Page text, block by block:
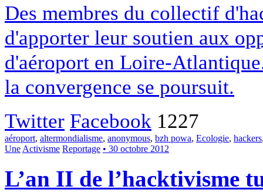
Des membres du collectif
d'apporter leur soutien aux
d'aéroport en Loire-
la convergence se poursuit.
Twitter Facebook 1227
aéroport, altermondialisme, anonymous, bzh powa, Ecologie, hackers
Une Activisme Reportage • 30 octobre 2012
L’an II de l’hacktivisme